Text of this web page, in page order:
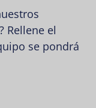
Rellene el
se pondrá